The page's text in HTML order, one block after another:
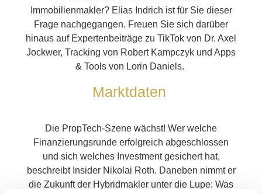
Immobilienmakler? Elias Indrich ist für Sie dieser
Frage nachgegangen. Freuen Sie sich darüber
hinaus auf Expertenbeiträge zu TikTok von Dr. Axel
Jockwer, Tracking von Robert Kampczyk und Apps
& Tools von Lorin Daniels.
Marktdaten
Die PropTech-Szene wächst! Wer welche
Finanzierungsrunde erfolgreich abgeschlossen
und sich welches Investment gesichert hat,
beschreibt Insider Nikolai Roth. Daneben nimmt er
die Zukunft der Hybridmakler unter die Lupe: Was